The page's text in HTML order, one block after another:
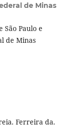
de Minas
São Paulo e
de Minas
Ferreira da.